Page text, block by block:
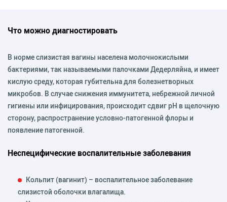
Что можно диагностировать
В норме слизистая вагины населена молочнокислыми
бактериями, так называемыми палочками Дедерляйна, и имеет
кислую среду, которая губительна для болезнетворных
микробов. В случае снижения иммунитета, небрежной личной
гигиены или инфицирования, происходит сдвиг pH в щелочную
сторону, распространение условно-патогенной флоры и
появление патогенной.
Неспецифические воспалительные заболевания
Кольпит (вагинит) – воспалительное заболевание
слизистой оболочки влагалища.